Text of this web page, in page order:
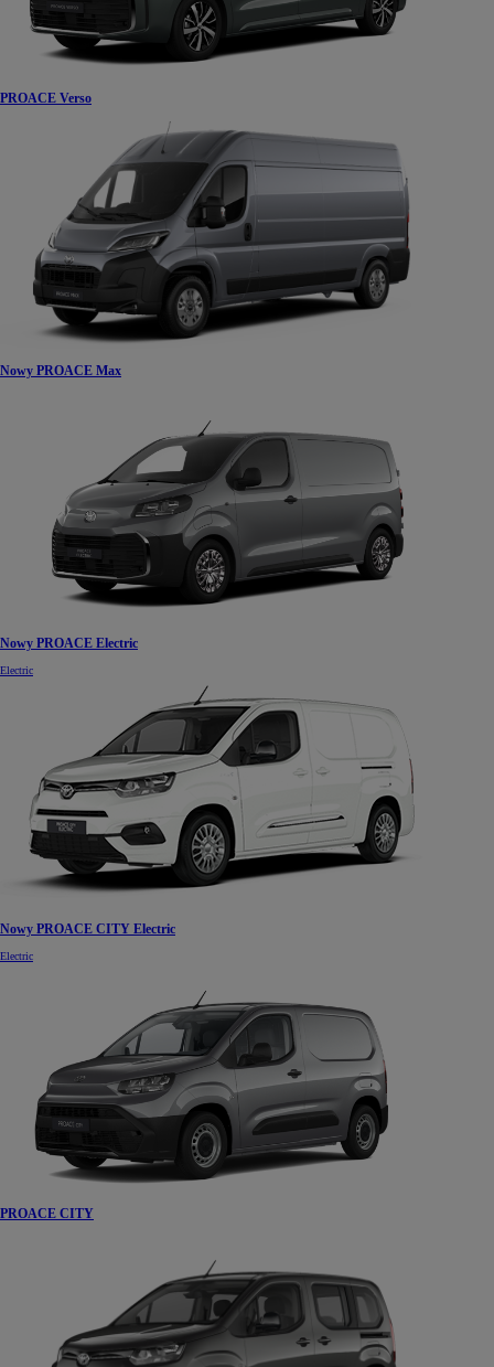
PROACE Verso
Nowy PROACE Max
Nowy PROACE Electric
Electric
Nowy PROACE CITY Electric
Electric
PROACE CITY